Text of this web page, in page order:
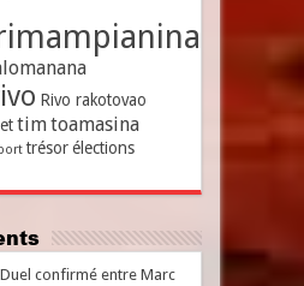
Rivo rakotovao
timtoamasina
trésor élections
confirmé entre Marc